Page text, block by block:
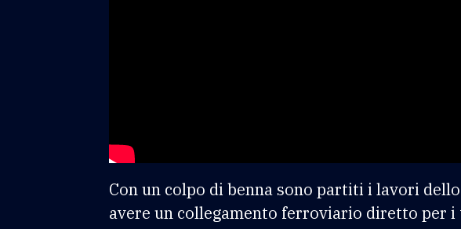
Con un colpo di benna sono partiti i lavori
avere un collegamento ferroviario diretto per